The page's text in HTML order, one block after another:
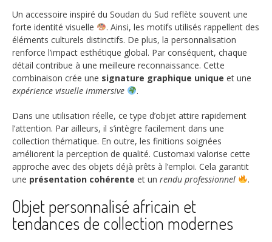
Un accessoire inspiré du Soudan du Sud reflète souvent une
forte identité visuelle
. Ainsi, les motifs utilisés rappellent des
éléments culturels distinctifs. De plus, la personnalisation
renforce l’impact esthétique global. Par conséquent, chaque
détail contribue à une meilleure reconnaissance. Cette
combinaison crée une signature graphique unique et une
expérience visuelle immersive
.
Dans une utilisation réelle, ce type d’objet attire rapidement
l’attention. Par ailleurs, il s’intègre facilement dans une
collection thématique. En outre, les finitions soignées
améliorent la perception de qualité. Customaxi valorise cette
approche avec des objets déjà prêts à l’emploi. Cela garantit
une présentation cohérente et un rendu professionnel .
Objet personnalisé africain et
tendances de collection modernes